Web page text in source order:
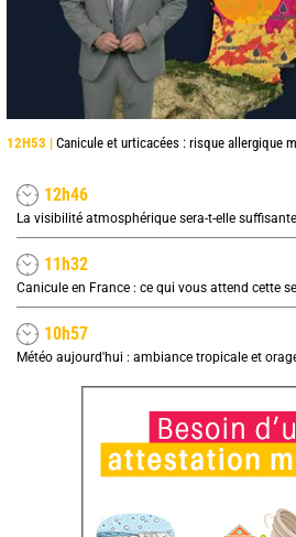
12H53 | Canicule et urticacées : risque allergique maximal
12h46
11h32
Canicule en France : ce qui vous attend cette
10h57
Météo aujourd'hui : ambiance tropicale et